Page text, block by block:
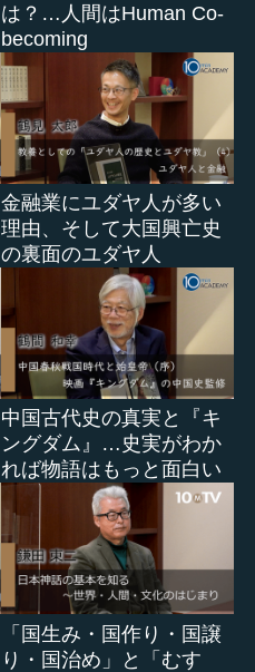
は？…人間はHuman Co-
becoming
金融業にユダヤ人が多い
理由、そして大国興亡史
の裏面のユダヤ人
中国古代史の真実と『キ
ングダム』…史実がわか
れば物語はもっと面白い
「国生み・国作り・国譲
り・国治め」と「むす